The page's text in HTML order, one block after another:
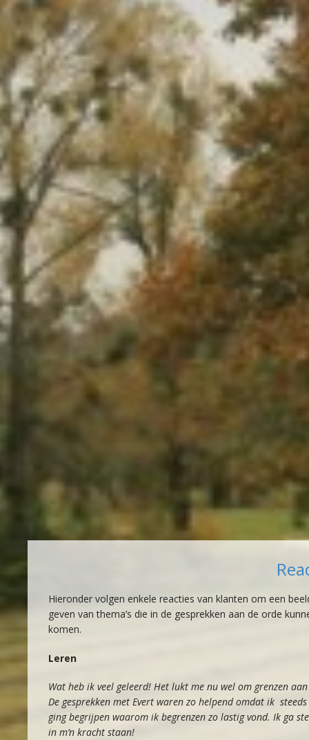
Hieronder volgen enkele reacties van klanten om een
geven van thema’s die in de gesprekken aan de orde
komen.
Leren
Wat heb ik veel geleerd! Het lukt me nu wel om grenzen
De gesprekken met Evert waren zo helpend omdat ik
ging begrijpen waarom ik begrenzen zo lastig vond. Ik ga
in m’n kracht staan!